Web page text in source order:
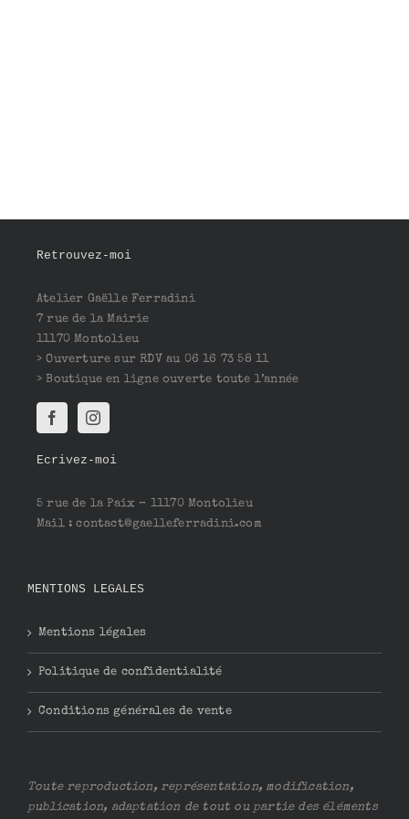
Retrouvez-moi
Atelier Gaëlle Ferradini
7 rue de la Mairie
11170 Montolieu
> Ouverture sur RDV au 06 16 73 58 11
> Boutique en ligne ouverte toute l’année
Ecrivez-moi
5 rue de la Paix – 11170 Montolieu
Mail : contact@gaelleferradini.com
MENTIONS LEGALES
Mentions légales
Politique de confidentialité
Conditions générales de vente
Toute reproduction, représentation, modification,
publication, adaptation de tout ou partie des éléments